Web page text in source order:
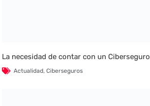
La necesidad de contar con un Ciberseguro
Actualidad,Ciberseguros